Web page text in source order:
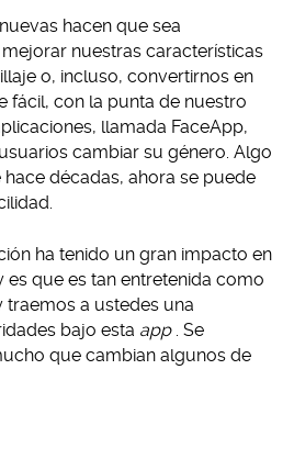
hacen que sea
nuestras características
o, incluso, convertirnos en
fácil, con la punta de nuestro
llamada FaceApp,
cambiar su género. Algo
décadas, ahora se puede
ha tenido un gran impacto en
es que es tan entretenida como
traemos a ustedes una
bajo esta app . Se
que cambian algunos de